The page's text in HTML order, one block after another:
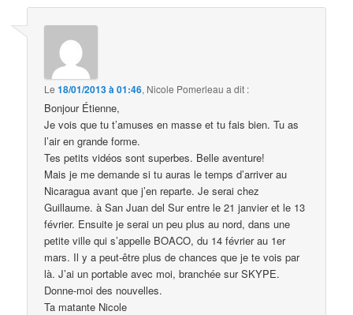
Le18/01/2013 à 01:46, Nicole Pomerleau a dit :
Bonjour Étienne,
Je vois que tu t’amuses en masse et tu fais bien. Tu as
l’air en grande forme.
Tes petits vidéos sont superbes. Belle aventure!
Mais je me demande si tu auras le temps d’arriver au
Nicaragua avant que j’en reparte. Je serai chez
Guillaume. à San Juan del Sur entre le 21 janvier et le 13
février. Ensuite je serai un peu plus au nord, dans une
petite ville qui s’appelle BOACO, du 14 février au 1er
mars. Il y a peut-être plus de chances que je te vois par
là. J’ai un portable avec moi, branchée sur SKYPE.
Donne-moi des nouvelles.
Ta matante Nicole